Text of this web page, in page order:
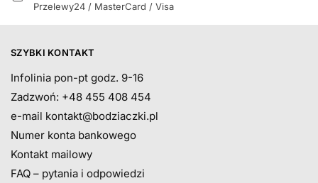
Przelewy24 / MasterCard / Visa
SZYBKI KONTAKT
Infolinia pon-pt godz. 9-16
Zadzwoń: +48 455 408 454
e-mail kontakt@bodziaczki.pl
Numer konta bankowego
Kontakt mailowy
FAQ – pytania i odpowiedzi